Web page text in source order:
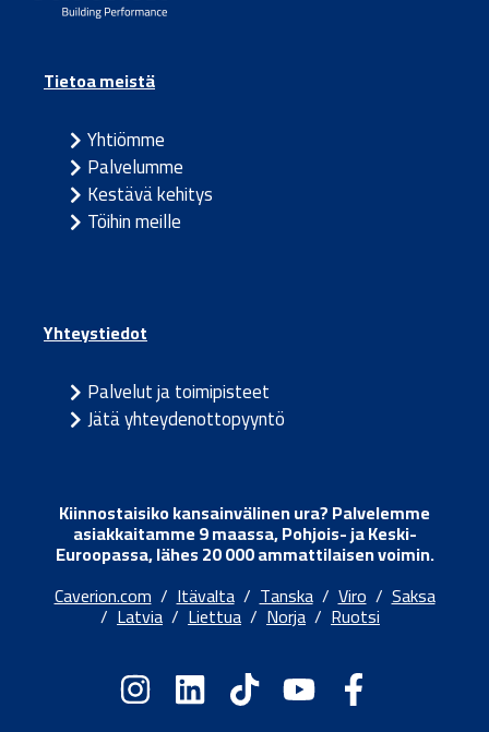
Tietoa meistä
Yhtiömme
Palvelumme
Kestävä kehitys
Töihin meille
Yhteystiedot
Palvelut ja toimipisteet
Jätä yhteydenottopyyntö
Kiinnostaisiko kansainvälinen ura? Palvelemme
asiakkaitamme 9 maassa, Pohjois- ja Keski-
Euroopassa, lähes 20 000 ammattilaisen voimin.
Caverion.com/Itävalta/Tanska/Viro/Saksa
/ Latvia / Liettua / Norja / Ruotsi